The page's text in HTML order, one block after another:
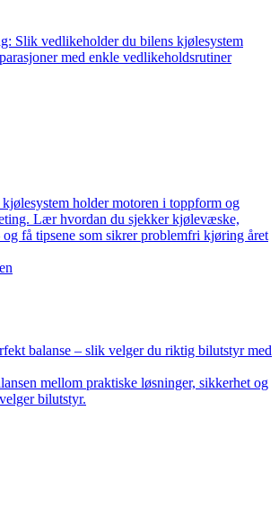
Slik vedlikeholder du bilens kjølesystem
med enkle vedlikeholdsrutiner
holder motoren i toppform og
Lær hvordan du sjekker kjølevæske,
få tipsene som sikrer problemfri kjøring året
balanse – slik velger du riktig bilutstyr med
mellom praktiske løsninger, sikkerhet og
bilutstyr.